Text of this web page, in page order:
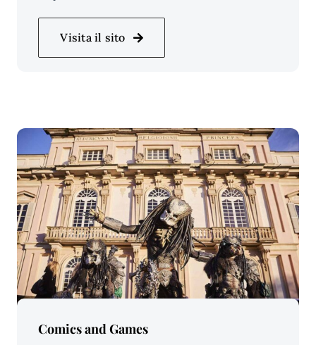
Visita il sito
Comics and Games